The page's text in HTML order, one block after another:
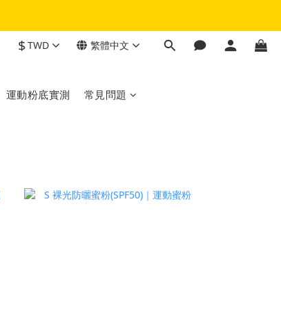
$TWD 繁體中文
運動粉底實測 常見問題